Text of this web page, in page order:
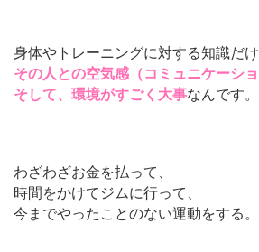
身体やトレーニングに対する知識だけ
その人との空気感（コミュニケーショ
そして、環境がすごく大事なんです。
わざわざお金を払って、
時間をかけてジムに行って、
今までやったことのない運動をする。